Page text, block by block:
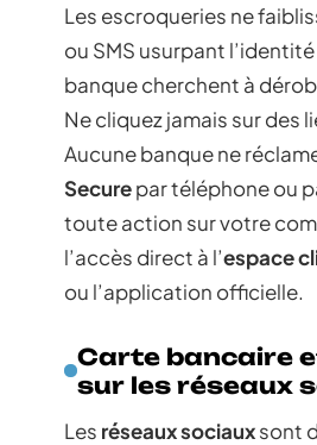
Les escroqueries ne
ou SMS usurpant
banque cherchent à
Ne cliquez jamais sur des
Aucune banque ne
Securepar téléphone ou
toute action sur votre
l’accès direct à l’espace
ou l’application officielle.
Carte bancaire
sur les réseaux
Les réseaux sociauxsont